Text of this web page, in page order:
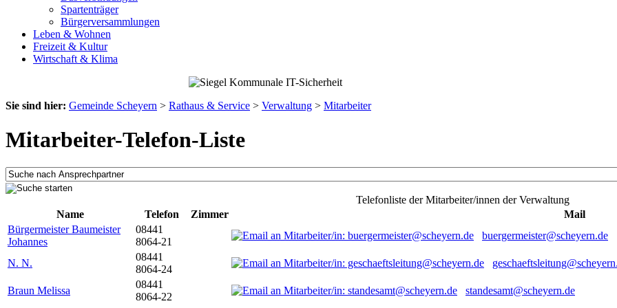
Spartenträger
Bürgerversammlungen
Leben & Wohnen
Freizeit & Kultur
Wirtschaft & Klima
Sie sind hier: Gemeinde Scheyern > Rathaus & Service > Verwaltung > Mitarbeiter
Mitarbeiter-Telefon-Liste
Telefonliste der Mitarbeiter/innen der Verwaltung
Name
Telefon Zimmer
Mail
Bürgermeister Baumeister
Johannes
08441
8064-21
buergermeister@scheyern.de
N. N.
08441
8064-24
Braun Melissa
08441
8064-22
standesamt@scheyern.de